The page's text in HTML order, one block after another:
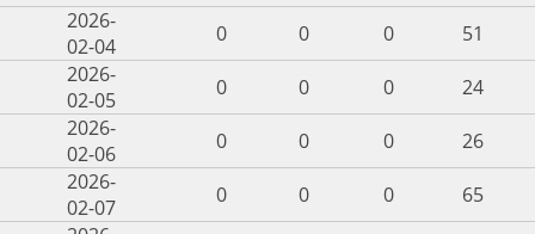
2026-
02-04
0 0 0
51
2026-
02-05
0 0 0
24
2026-
02-06
0 0 0
26
2026-
02-07
0 0 0
65